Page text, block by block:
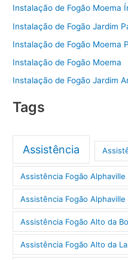
Instalação de Fogão Moema
Instalação de Fogão Jardim
Instalação de Fogão Moema
Instalação de Fogão Moema
Instalação de Fogão Jardim
Tags
Assistência
Assistência Fogão Alphaville
Assistência Fogão Alphaville
Assistência Fogão Alto da
Assistência Fogão Alto da